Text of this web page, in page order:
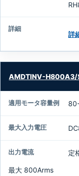
コ
ン
詳
細
詳
AMDTINV-H800A3/
定
最大 800Arms